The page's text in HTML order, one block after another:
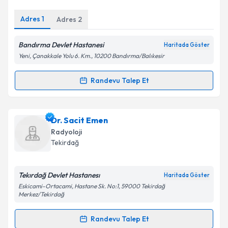
Metni'ni okudum ve kişisel verilerimin belirtilen
kapsamda işlenmesini kabul ediyorum.
Takvim Talebini Gönder
Adres 1 Adres 2
Bandırma Devlet Hastanesi Haritada Göster
Yeni, Çanakkale Yolu 6. Km., 10200 Bandırma/Balıkesir
Randevu Talep Et
Randevu Takvimi Talebi
Dr. Sedat Eldeleklıoğlu
oluşturun. Size bu uzmandan randevu almanız için bir
takvim hazırlandığında e-posta ile bilgilendireceğiz.
Kişisel verilerimin işlenmesine ilişkinAydınlatma
'ni okudum ve kişisel verilerimin belirtilen
Dr. Sacit Emen
Radyoloji
Tekirdağ
Tekırdağ Devlet Hastanesı Haritada Göster
Eskicami-Ortacami, Hastane Sk. No:1, 59000 Tekirdağ
Merkez/Tekirdağ
Randevu Talep Et
Randevu Takvimi Talebi